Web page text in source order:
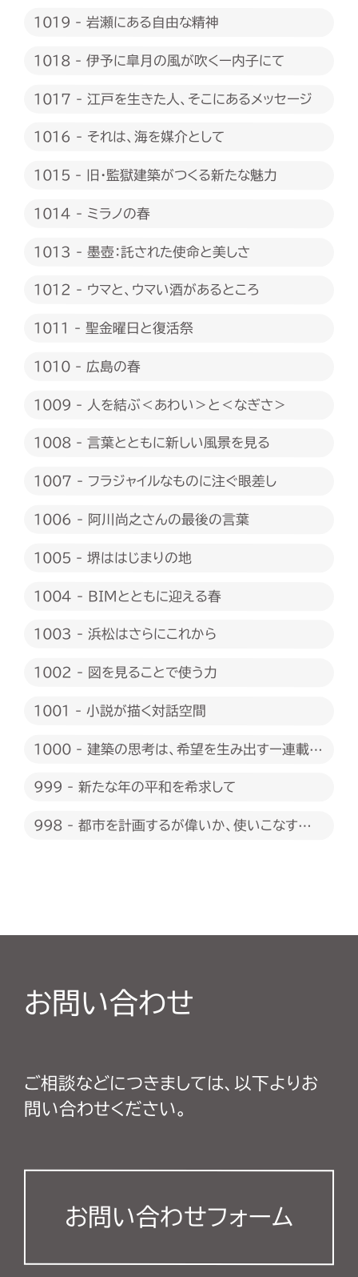
1019 - 岩瀬にある自由な精神
1018 - 伊予に皐月の風が吹くー内子にて
1017 - 江戸を生きた人、そこにあるメッセージ
1016 - それは、海を媒介として
1015 - 旧・監獄建築がつくる新たな魅力
1014 - ミラノの春
1013 - 墨壺：託された使命と美しさ
1012 - ウマと、ウマい酒があるところ
1011 - 聖金曜日と復活祭
1010 - 広島の春
1009 - 人を結ぶ＜あわい＞と＜なぎさ＞
1008 - 言葉とともに新しい風景を見る
1007 - フラジャイルなものに注ぐ眼差し
1006 - 阿川尚之さんの最後の言葉
1005 - 堺ははじまりの地
1004 - BIMとともに迎える春
1003 - 浜松はさらにこれから
1002 - 図を見ることで使う力
1001 - 小説が描く対話空間
1000 - 建築の思考は、希望を生み出すー連載
999 - 新たな年の平和を希求して
998 - 都市を計画するが偉いか、使いこなすが
お問い合わせ
ご相談などにつきましては、以下よりお
問い合わせください。
お問い合わせフォーム